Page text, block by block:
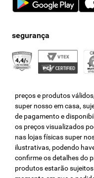
preços e produtos
super nosso em casa,
de pagamento e
os preços visualizados
nas lojas físicas super
ilustrativas, podendo
confirme os detalhes do
produtos estarão